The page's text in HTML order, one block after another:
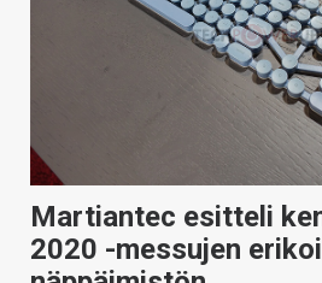
HAKU
Martiantec esitteli
2020 -messujen